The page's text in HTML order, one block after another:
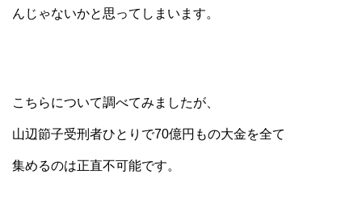
んじゃないかと思ってしまいます。
こちらについて調べてみましたが、
山辺節子受刑者ひとりで70億円もの大金を全て
集めるのは正直不可能です。